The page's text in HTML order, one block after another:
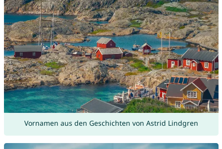
Vornamen aus den Geschichten von Astrid Lindgren